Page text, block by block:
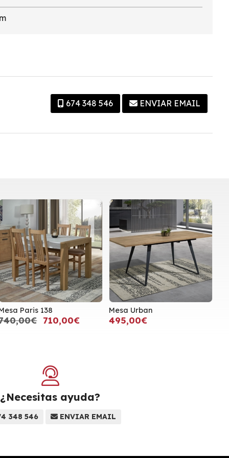
674 348 546 ENVIAR EMAIL
Paris 138
710,00€
Mesa Urban
495,00€
¿Necesitas ayuda?
348 546 ENVIAR EMAIL